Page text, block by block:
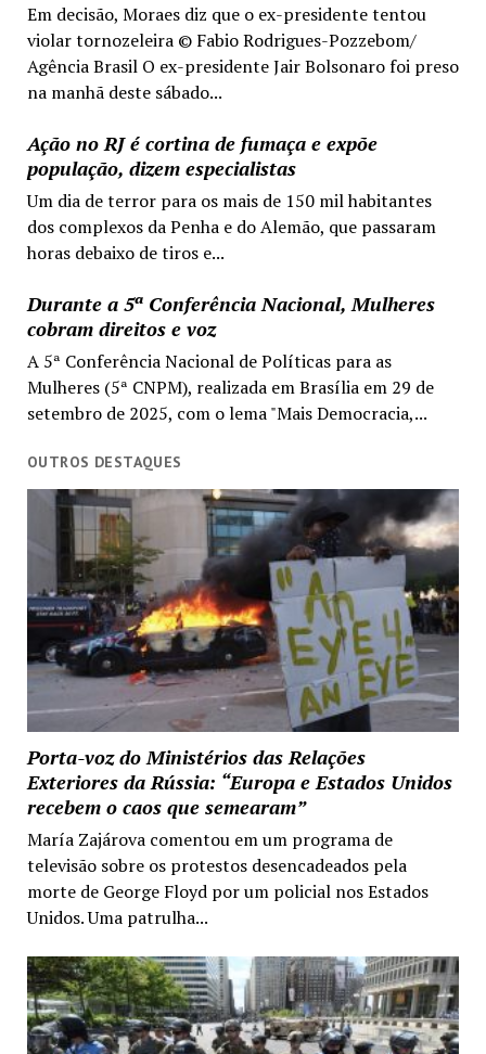
Em decisão, Moraes diz que o ex-presidente tentou
violar tornozeleira © Fabio Rodrigues-Pozzebom/
Agência Brasil O ex-presidente Jair Bolsonaro foi preso
na manhã deste sábado...
Ação no RJ é cortina de fumaça e expõe
população, dizem especialistas
Um dia de terror para os mais de 150 mil habitantes
dos complexos da Penha e do Alemão, que passaram
horas debaixo de tiros e...
Durante a 5ª Conferência Nacional, Mulheres
cobram direitos e voz
A 5ª Conferência Nacional de Políticas para as
Mulheres (5ª CNPM), realizada em Brasília em 29 de
setembro de 2025, com o lema "Mais Democracia,...
OUTROS DESTAQUES
Porta-voz do Ministérios das Relações
Exteriores da Rússia: “Europa e Estados Unidos
recebem o caos que semearam”
María Zajárova comentou em um programa de
televisão sobre os protestos desencadeados pela
morte de George Floyd por um policial nos Estados
Unidos. Uma patrulha...